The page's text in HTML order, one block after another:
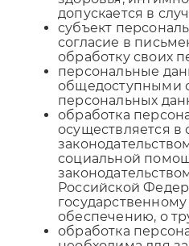
допускается в
субъект
согласие в
обработку своих
персональные
общедоступными
персональных
обработка
осуществляется в
социальной
Российской
обеспечению, о
обработка